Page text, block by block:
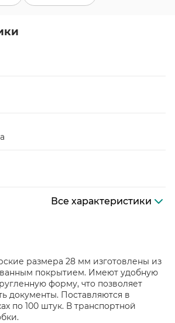
Все характеристики
размера 28 мм изготовлены из
покрытием. Имеют удобную
форму, что позволяет
документы. Поставляются в
по 100 штук. В транспортной